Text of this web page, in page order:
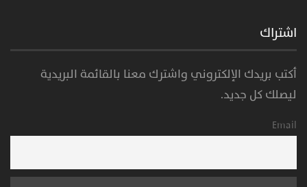
اشتراك
أكتب بريدك الإلكتروني واشترك معنا بالقائمة البريدية
ليصلك كل جديد.
Email